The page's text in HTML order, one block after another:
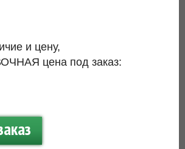
и цену,
цена под заказ: